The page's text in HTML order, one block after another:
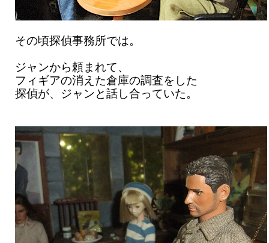
その頃探偵事務所では。
ジャンから頼まれて、
フィギアの消えた倉庫の調査をした
探偵が、ジャンと話し合っていた。